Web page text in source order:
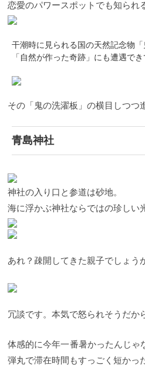
恋愛のパワースポットでも知られ
干潮時に見られる国の天然記念物「
「自然が作った奇跡」にも遭遇でき
その「鬼の洗濯板」の横目しつつ
青島神社
神社の入り口と参道は砂地。
海に浮かぶ神社ならではの珍しい
あれ？疎開してきた親子でしょう
冗談です。本気で怒られそうだ
体感的に今年一番暑かったんじゃ
弾丸で滞在時間もすっごく短かっ